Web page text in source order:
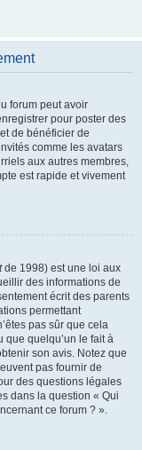
forum peut avoir
pour poster des
de bénéficier de
comme les avatars
aux autres membres,
est rapide et vivement
de 1998) est une loi aux
des informations de
écrit des parents
permettant
pas sûr que cela
que quelqu’un le fait à
son avis. Notez que
pas fournir de
des questions légales
dans la question « Qui
ce forum ? ».